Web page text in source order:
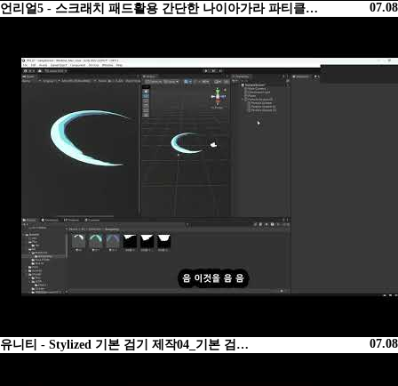
07.08
언리얼5 - 스크래치 패드활용 간단한 나이아가라 파티클…
07.08
유니티 - Stylized 기본 검기 제작04_기본 검…